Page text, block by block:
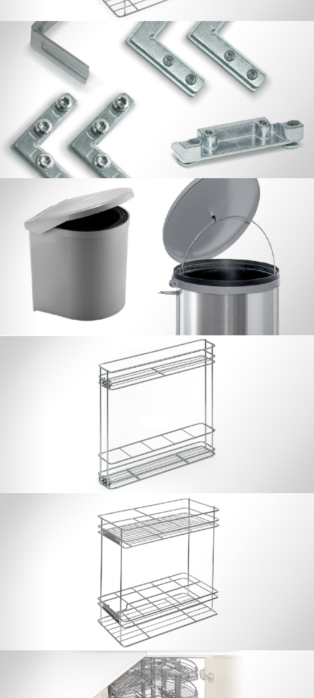
Escuadras y Soportes
Contenedores Resíduos
Botellero Universal
Universal Bottle-spice rack